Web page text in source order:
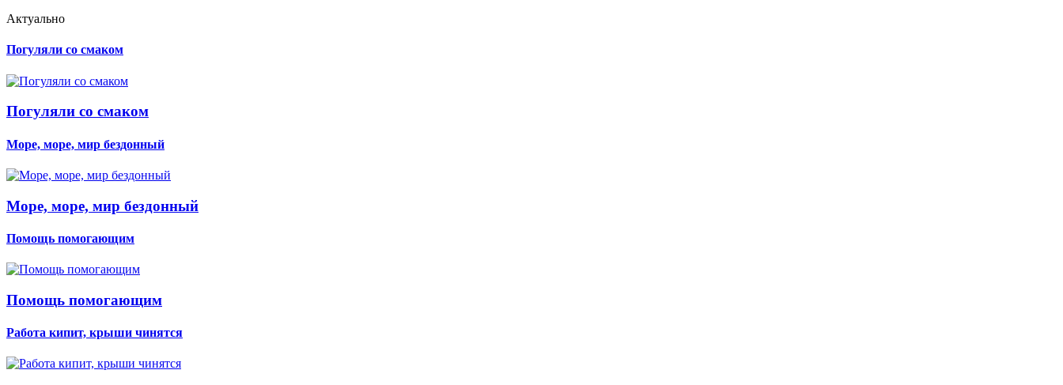
Актуально
Погуляли со смаком
Погуляли со смаком
Море, море, мир бездонный
Море, море, мир бездонный
Помощь помогающим
Помощь помогающим
Работа кипит, крыши чинятся